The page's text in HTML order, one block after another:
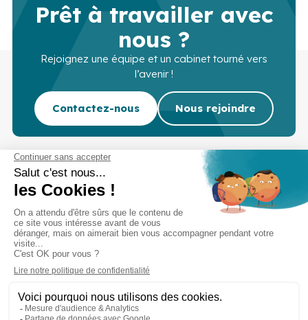
Prêt à travailler avec
nous ?
Rejoignez une équipe et un cabinet tourné vers
l’avenir !
Contactez-nous Nous rejoindre
Cabinet d’experts-comptables commissaires aux